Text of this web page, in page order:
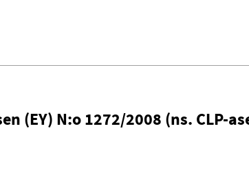
(EY) N:o 1272/2008 (ns. CLP-